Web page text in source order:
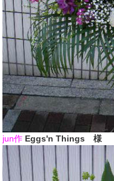
jun作 Eggs'n Things 様